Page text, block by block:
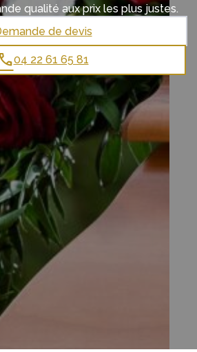
qualité aux prix les plus justes.
de devis
04 22 61 65 81